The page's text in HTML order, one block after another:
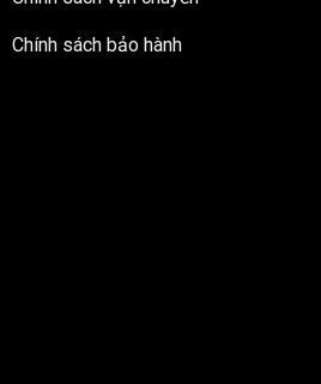
Chính sách bảo hành